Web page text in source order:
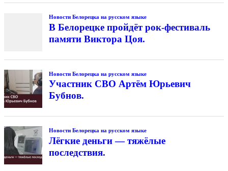
Новости Белорецка на русском языке
В Белорецке пройдёт рок-фестиваль
памяти Виктора Цоя.
Новости Белорецка на русском языке
Участник СВО Артём Юрьевич
Бубнов.
Новости Белорецка на русском языке
Лёгкие деньги — тяжёлые
последствия.